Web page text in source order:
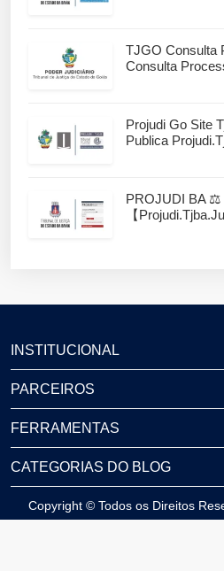
TJGO Consulta
Consulta
Projudi Go Site
Publica
PROJUDI BA ⚖️
【
INSTITUCIONAL
PARCEIROS
FERRAMENTAS
CATEGORIAS DO BLOG
Copyright © Todos os Direitos